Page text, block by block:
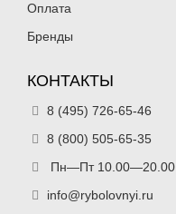
Груз-головка Sfish Чебурашка
разборная 44 г (10 шт)
Вес грузила:44 г
Оплата
Бренды
КОНТАКТЫ
8 (495) 726-65-46
8 (800) 505-65-35
Пн—Пт 10.00—20.00
info@rybolovnyi.ru